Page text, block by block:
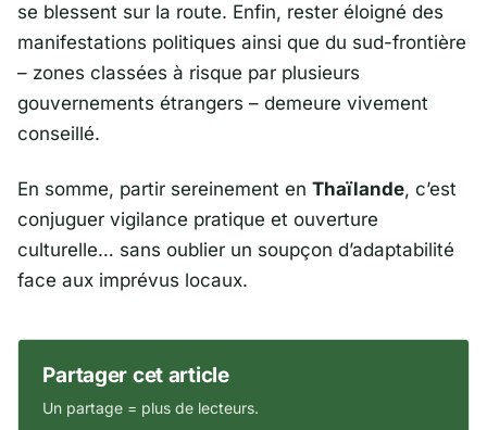
se blessent sur la route. Enfin, rester éloigné des
manifestations politiques ainsi que du sud-frontière
– zones classées à risque par plusieurs
gouvernements étrangers – demeure vivement
conseillé.
En somme, partir sereinement en Thaïlande, c’est
conjuguer vigilance pratique et ouverture
culturelle… sans oublier un soupçon d’adaptabilité
face aux imprévus locaux.
Partager cet article
Un partage = plus de lecteurs.